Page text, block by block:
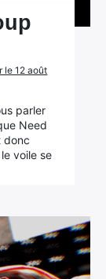
le 12 août
parler
Need
donc
voile se